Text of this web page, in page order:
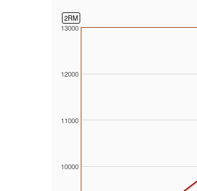
2RM
10000
11000
12000
13000